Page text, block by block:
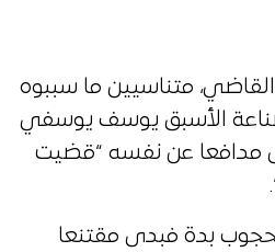
متناسيين ما سببوه
الأسبق يوسف يوسفي
مدافعا عن نفسه “قضيت
بدة فبدى مقتنعا